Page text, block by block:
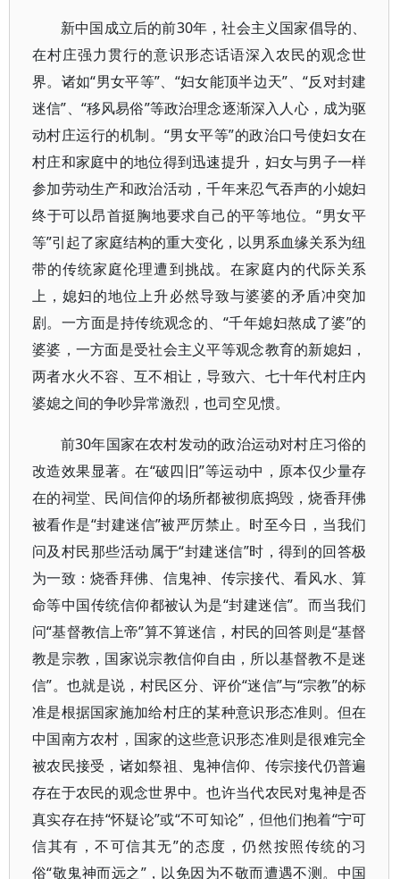
新中国成立后的前30年，社会主义国家倡导的、
在村庄强力贯行的意识形态话语深入农民的观念世
界。诸如“男女平等”、“妇女能顶半边天”、“反对封建
迷信”、“移风易俗”等政治理念逐渐深入人心，成为驱
动村庄运行的机制。“男女平等”的政治口号使妇女在
村庄和家庭中的地位得到迅速提升，妇女与男子一样
参加劳动生产和政治活动，千年来忍气吞声的小媳妇
终于可以昂首挺胸地要求自己的平等地位。“男女平
等”引起了家庭结构的重大变化，以男系血缘关系为纽
带的传统家庭伦理遭到挑战。在家庭内的代际关系
上，媳妇的地位上升必然导致与婆婆的矛盾冲突加
剧。一方面是持传统观念的、“千年媳妇熬成了婆”的
婆婆，一方面是受社会主义平等观念教育的新媳妇，
两者水火不容、互不相让，导致六、七十年代村庄内
婆媳之间的争吵异常激烈，也司空见惯。
前30年国家在农村发动的政治运动对村庄习俗的
改造效果显著。在“破四旧”等运动中，原本仅少量存
在的祠堂、民间信仰的场所都被彻底捣毁，烧香拜佛
被看作是“封建迷信”被严厉禁止。时至今日，当我们
问及村民那些活动属于“封建迷信”时，得到的回答极
为一致：烧香拜佛、信鬼神、传宗接代、看风水、算
命等中国传统信仰都被认为是“封建迷信”。而当我们
问“基督教信上帝”算不算迷信，村民的回答则是“基督
教是宗教，国家说宗教信仰自由，所以基督教不是迷
信”。也就是说，村民区分、评价“迷信”与“宗教”的标
准是根据国家施加给村庄的某种意识形态准则。但在
中国南方农村，国家的这些意识形态准则是很难完全
被农民接受，诸如祭祖、鬼神信仰、传宗接代仍普遍
存在于农民的观念世界中。也许当代农民对鬼神是否
真实存在持“怀疑论”或“不可知论”，但他们抱着“宁可
信其有，不可信其无”的态度，仍然按照传统的习
俗“敬鬼神而远之”，以免因为不敬而遭遇不测。中国